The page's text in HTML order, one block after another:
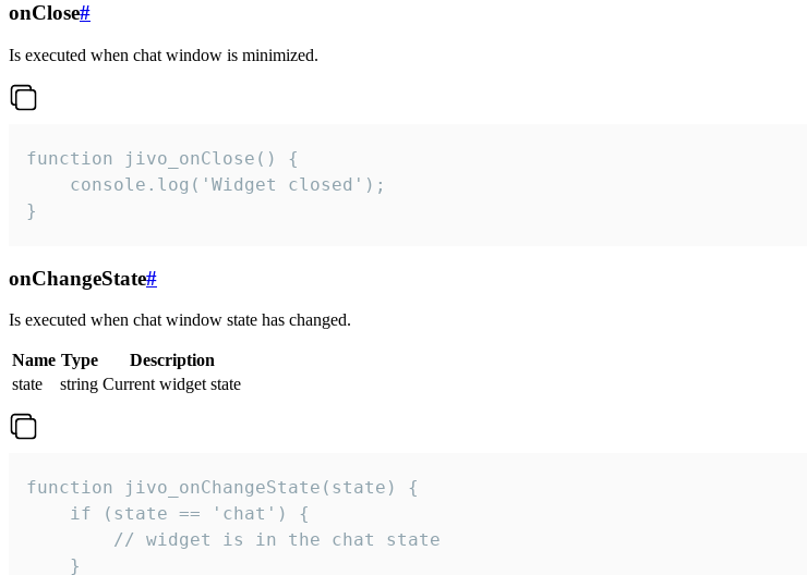
onClose#
Is executed when chat window is minimized.
function jivo_onClose() {
    console.log('Widget closed');
}
onChangeState#
Is executed when chat window state has changed.
Name Type
Description
state
string Current widget state
function jivo_onChangeState(state) {
    if (state == 'chat') {
        // widget is in the chat state
    }